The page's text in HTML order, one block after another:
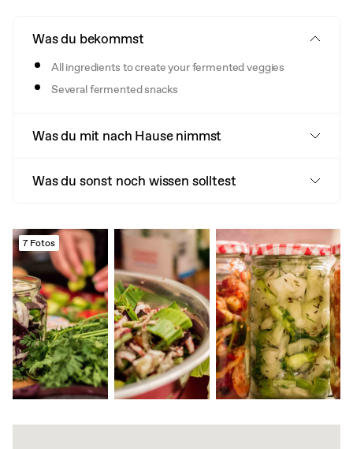
Was du bekommst
All ingredients to create your fermented veggies
Several fermented snacks
Was du mit nach Hause nimmst
Was du sonst noch wissen solltest
7 Fotos